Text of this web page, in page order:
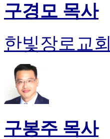
구경모 목사
한빛장로교회
구봉주 목사